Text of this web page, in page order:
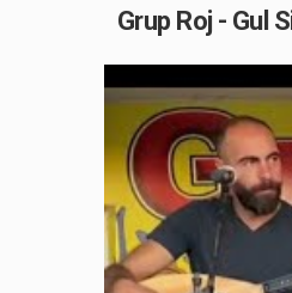
Grup Roj - Gul